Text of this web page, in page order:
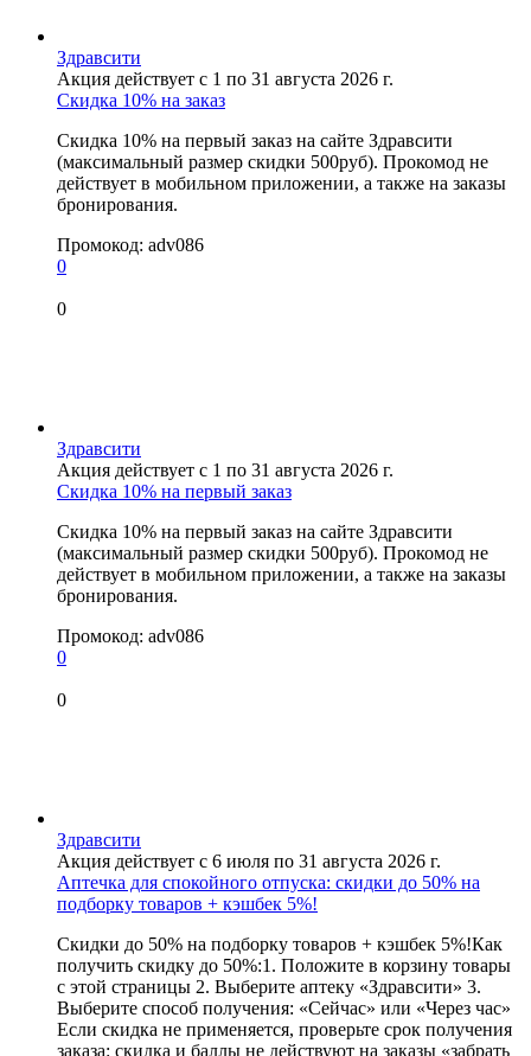
Здравсити
Акция действует с 1 по 31 августа 2026 г.
Скидка 10% на заказ
Скидка 10% на первый заказ на сайте Здравсити
(максимальный размер скидки 500руб). Прокомод не
действует в мобильном приложении, а также на заказы
бронирования.
Промокод: adv086
0
0
Здравсити
Акция действует с 1 по 31 августа 2026 г.
Скидка 10% на первый заказ
Скидка 10% на первый заказ на сайте Здравсити
(максимальный размер скидки 500руб). Прокомод не
действует в мобильном приложении, а также на заказы
бронирования.
Промокод: adv086
0
0
Здравсити
Акция действует с 6 июля по 31 августа 2026 г.
Аптечка для спокойного отпуска: скидки до 50% на
подборку товаров + кэшбек 5%!
Скидки до 50% на подборку товаров + кэшбек 5%!Как
получить скидку до 50%:1. Положите в корзину товары
с этой страницы 2. Выберите аптеку «Здравсити» 3.
Выберите способ получения: «Сейчас» или «Через час»
Если скидка не применяется, проверьте срок получения
заказа: скидка и баллы не действуют на заказы «забрать